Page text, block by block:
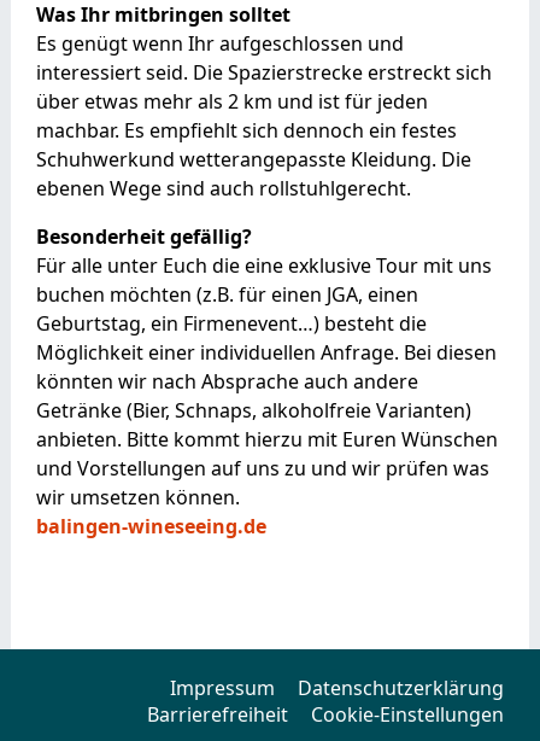
Was Ihr mitbringen solltet
Es genügt wenn Ihr aufgeschlossen und
interessiert seid. Die Spazierstrecke erstreckt sich
über etwas mehr als 2 km und ist für jeden
machbar. Es empfiehlt sich dennoch ein festes
Schuhwerkund wetterangepasste Kleidung. Die
ebenen Wege sind auch rollstuhlgerecht.
Besonderheit gefällig?
Für alle unter Euch die eine exklusive Tour mit uns
buchen möchten (z.B. für einen JGA, einen
Geburtstag, ein Firmenevent…) besteht die
Möglichkeit einer individuellen Anfrage. Bei diesen
könnten wir nach Absprache auch andere
Getränke (Bier, Schnaps, alkoholfreie Varianten)
anbieten. Bitte kommt hierzu mit Euren Wünschen
und Vorstellungen auf uns zu und wir prüfen was
wir umsetzen können.
balingen-wineseeing.de
Impressum
Datenschutzerklärung
Barrierefreiheit
Cookie-Einstellungen